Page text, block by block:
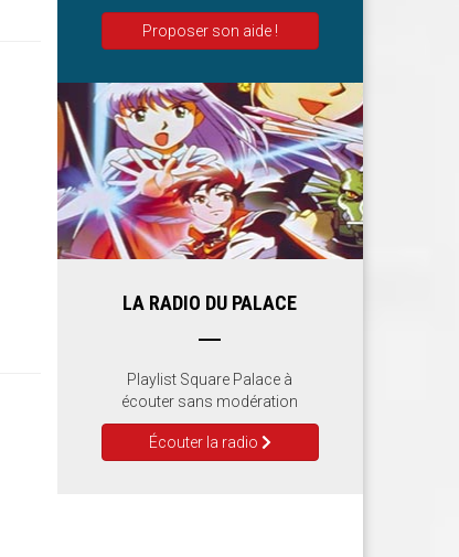
Proposer son aide !
LA RADIO DU PALACE
Playlist Square Palace à
écouter sans modération
Écouter la radio